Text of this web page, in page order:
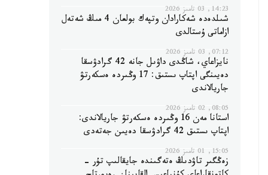
14:23, 03 تامىز 2026
شىلدەدە شەكارادان وتپەك بولعان 4 مىڭ شەتەل
ازاماتى ۇستالدى
07:12, 03 تامىز 2026
نايزاعاي، شاڭدى داۋىل جانە 42 گرادۋسقا
دەيىنگى اپتاپ ىستىق: 17 وڭىردە ەسكەرتۋ
جاريالاندى
08:05, 02 تامىز 2026
استانا مەن 16 وڭىردە ەسكەرتۋ جاريالاندى:
اپتاپ ىستىق 42 گرادۋسقا دەيىن جەتەدى
15:05, 01 تامىز 2026
زەڭگىر تاۋدىڭ ەتەگىندە جايقالىپ تۇر -